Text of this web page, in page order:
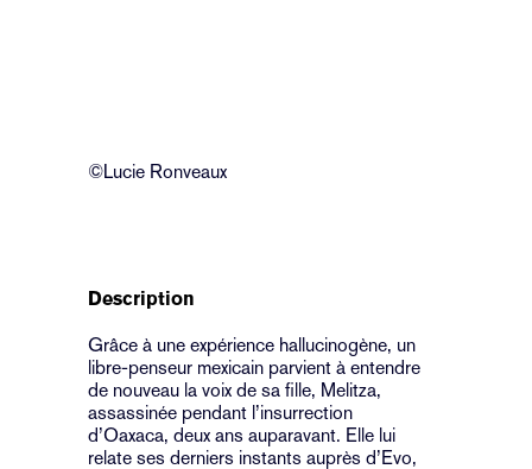
©Lucie Ronveaux
Description
Grâce à une expérience hallucinogène, un
libre-penseur mexicain parvient à entendre
de nouveau la voix de sa fille, Melitza,
assassinée pendant l’insurrection
d’Oaxaca, deux ans auparavant. Elle lui
relate ses derniers instants auprès d’Evo,